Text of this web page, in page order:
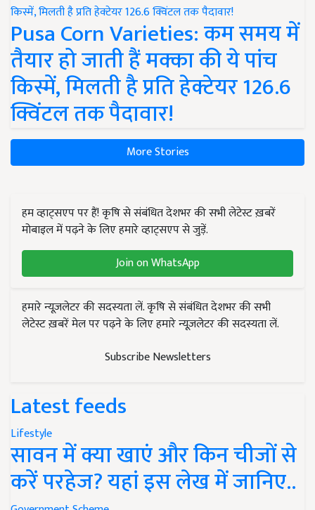
Pusa Corn Varieties: कम समय में
तैयार हो जाती हैं मक्का की ये पांच
किस्में, मिलती है प्रति हेक्टेयर 126.6
क्विंटल तक पैदावार!
More Stories
हम व्हाट्सएप पर हैं! कृषि से संबंधित देशभर की सभी लेटेस्ट ख़बरें
मोबाइल में पढ़ने के लिए हमारे व्हाट्सएप से जुड़ें.
Join on WhatsApp
हमारे न्यूज़लेटर की सदस्यता लें. कृषि से संबंधित देशभर की सभी
लेटेस्ट ख़बरें मेल पर पढ़ने के लिए हमारे न्यूज़लेटर की सदस्यता लें.
Subscribe Newsletters
Latest feeds
Lifestyle
सावन में क्या खाएं और किन चीजों से
करें परहेज? यहां इस लेख में जानिए..